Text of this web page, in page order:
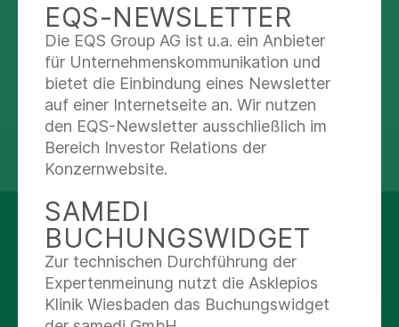
Online-Bewerbung starten
Email-Bewerbung
Senden Sie Ihre Bewerbung an:
biz.langen@asklepios.com
Email-Anhänge auf 5 MB limitiert ist)
Postalische Bewerbung
Senden Sie Ihre Berwerbung an:
Assissten der Pflegeleitung / PDL
Asklepios Klinik Langen
Röntgenstr. 20
63225 Langen
teilen
AUF DEM LAUFENDEN
BLEIBEN
Facebook
EQS-NEWSLETTER
Die EQS Group AG ist u.a. ein Anbieter
für Unternehmenskommunikation und
bietet die Einbindung eines Newsletter
auf einer Internetseite an. Wir nutzen
den EQS-Newsletter ausschließlich im
Bereich Investor Relations der
Konzernwebsite.
SAMEDI
BUCHUNGSWIDGET
Zur technischen Durchführung der
Expertenmeinung nutzt die Asklepios
Klinik Wiesbaden das Buchungswidget